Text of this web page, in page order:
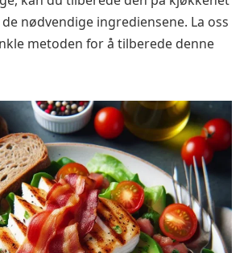
nødvendige ingrediensene. La oss
metoden for å tilberede denne